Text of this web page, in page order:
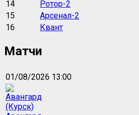
14
Ротор-2
15
Арсенал-2
16
Квант
Матчи
01/08/2026 13:00